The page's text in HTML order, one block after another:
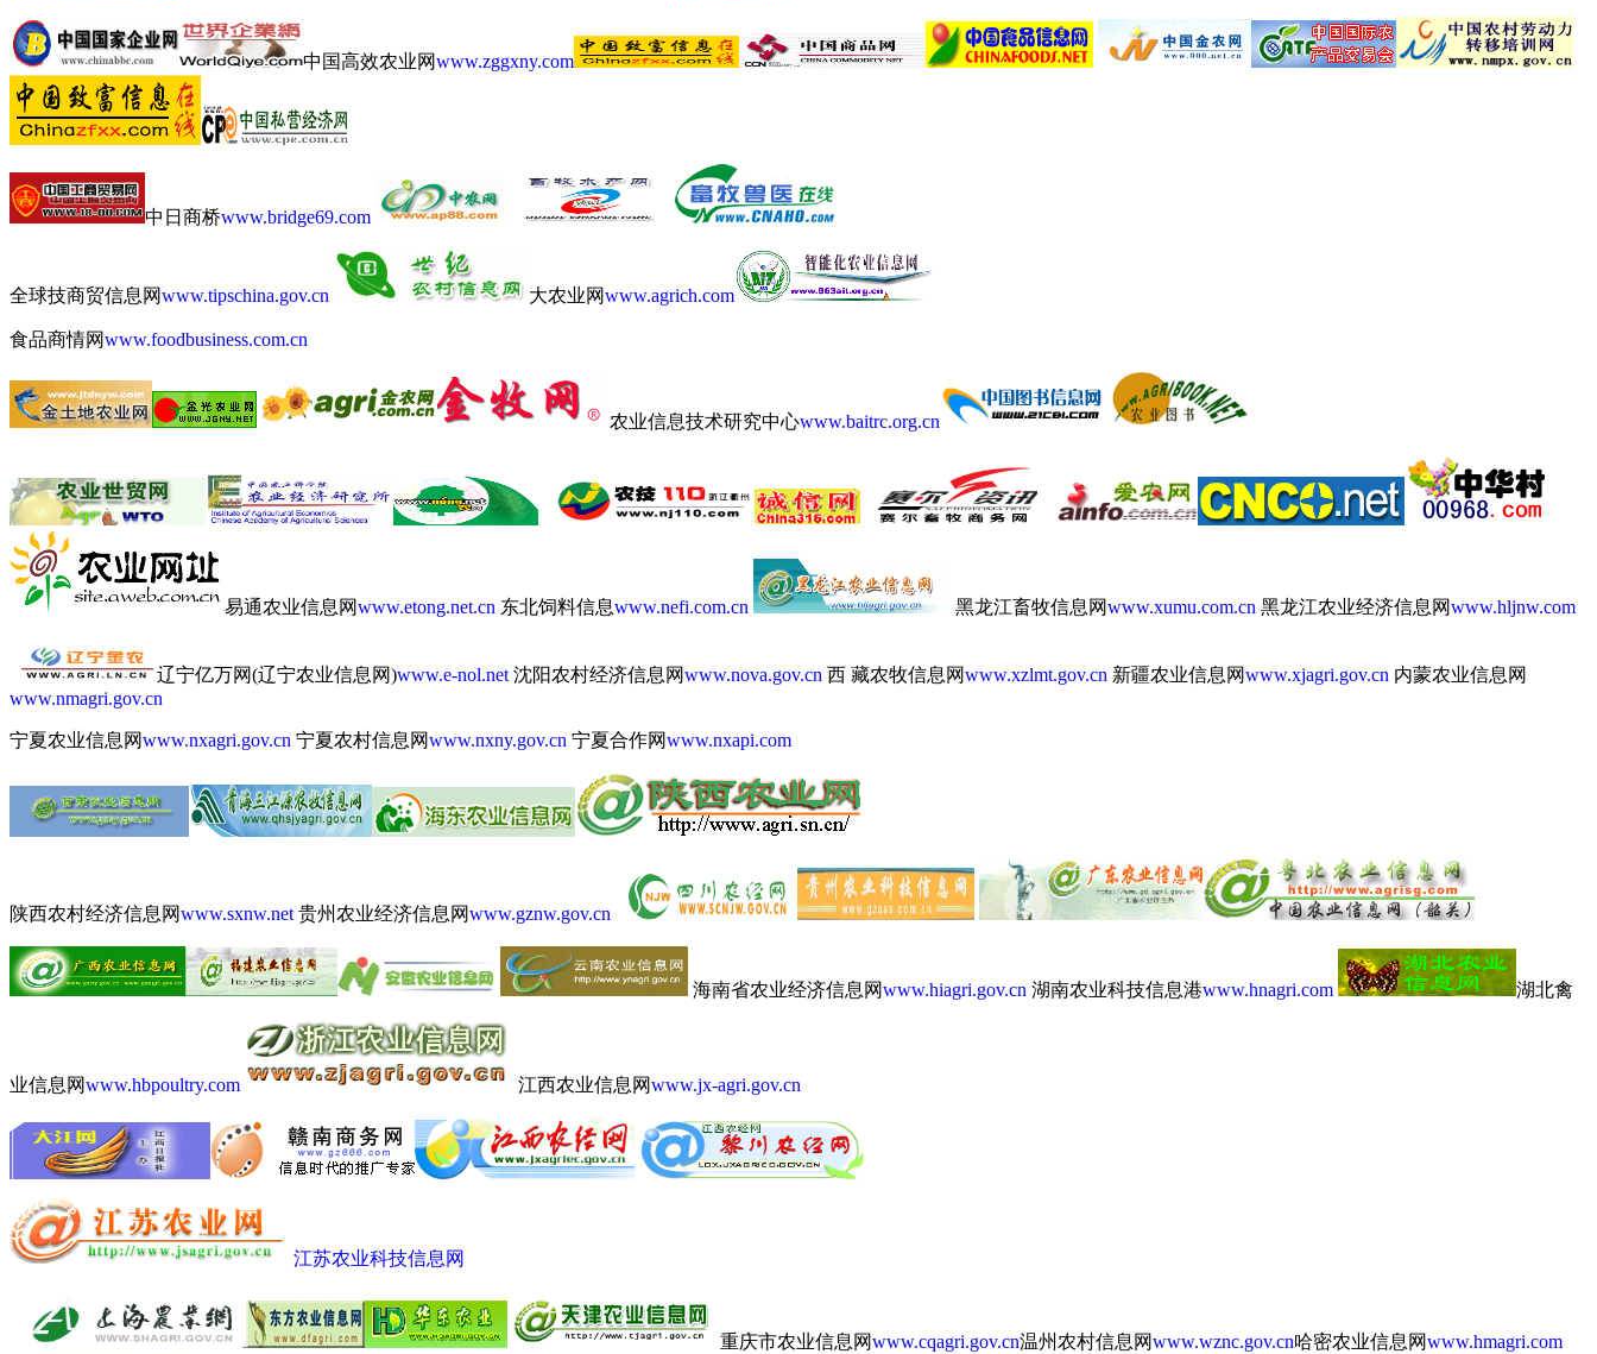
中国高效农业网www.zggxny.com
中日商桥www.bridge69.com
全球技商贸信息网www.tipschina.gov.cn 大农业网www.agrich.com
食品商情网www.foodbusiness.com.cn
农业信息技术研究中心www.baitrc.org.cn
易通农业信息网www.etong.net.cn 东北饲料信息www.nefi.com.cn 黑龙江畜牧信息网www.xumu.com.cn 黑龙江农业经济信息网www.hljnw.com
辽宁亿万网(辽宁农业信息网)www.e-nol.net 沈阳农村经济信息网www.nova.gov.cn 西 藏农牧信息网www.xzlmt.gov.cn 新疆农业信息网www.xjagri.gov.cn 内蒙农业信息网
www.nmagri.gov.cn
宁夏农业信息网www.nxagri.gov.cn 宁夏农村信息网www.nxny.gov.cn 宁夏合作网www.nxapi.com
陕西农村经济信息网www.sxnw.net 贵州农业经济信息网www.gznw.gov.cn
海南省农业经济信息网www.hiagri.gov.cn 湖南农业科技信息港www.hnagri.com 湖北禽
业信息网www.hbpoultry.com 江西农业信息网www.jx-agri.gov.cn
江苏农业科技信息网
重庆市农业信息网www.cqagri.gov.cn温州农村信息网www.wznc.gov.cn哈密农业信息网www.hmagri.com